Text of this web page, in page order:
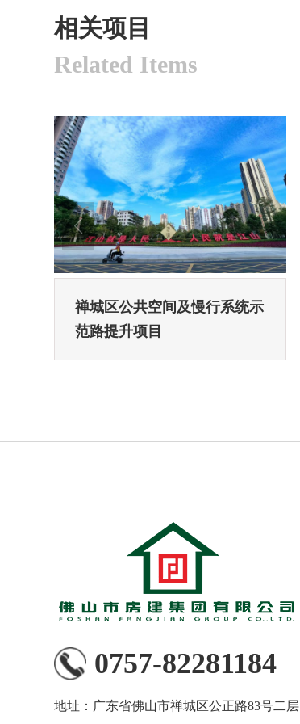
相关项目
Related Items
禅城区公共空间及慢行系统示
范路提升项目
0757-82281184
地址：广东省佛山市禅城区公正路83号二层